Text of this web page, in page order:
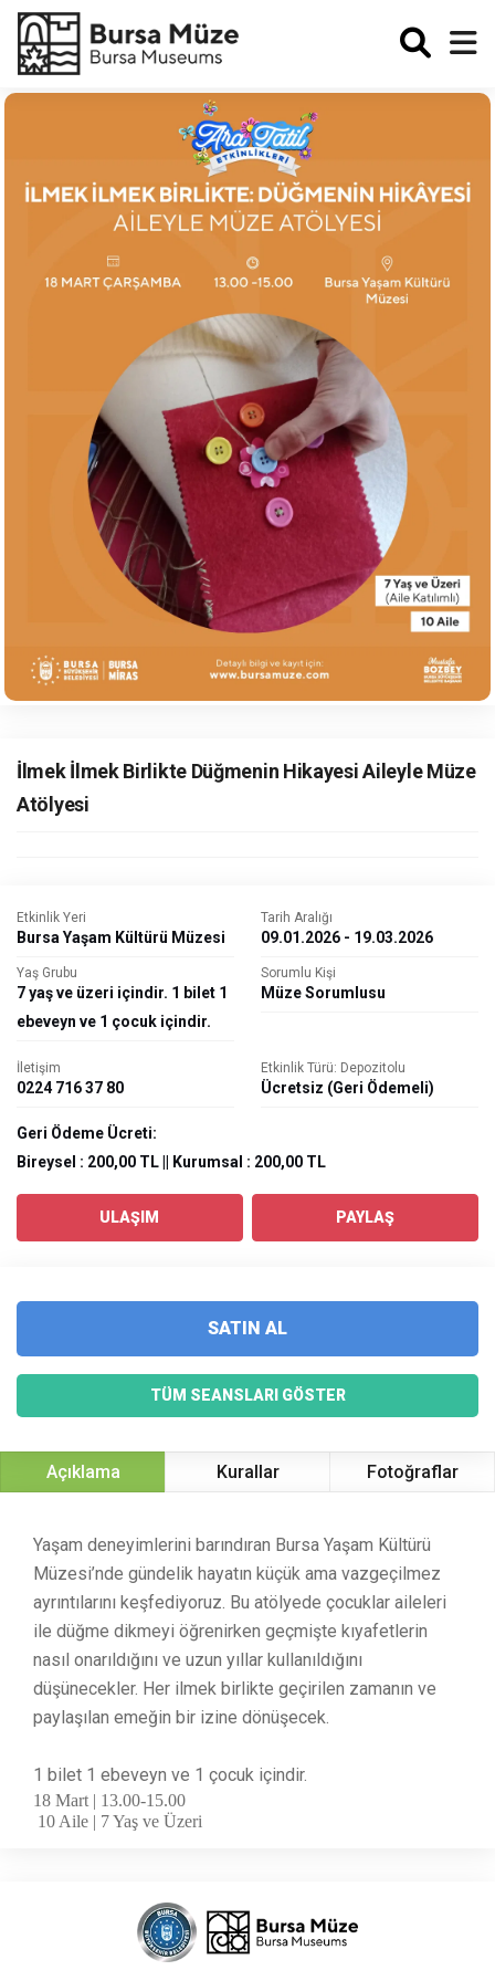
Enabled
İlmek İlmek Birlikte Düğmenin Hikayesi Aileyle Müze
Atölyesi
Etkinlik Yeri
Bursa Yaşam Kültürü Müzesi
Tarih Aralığı
09.01.2026 - 19.03.2026
Yaş Grubu
7 yaş ve üzeri içindir. 1 bilet 1
ebeveyn ve 1 çocuk içindir.
Sorumlu Kişi
Müze Sorumlusu
İletişim
0224 716 37 80
Etkinlik Türü: Depozitolu
Ücretsiz (Geri Ödemeli)
Geri Ödeme Ücreti:
Bireysel : 200,00 TL || Kurumsal : 200,00 TL
ULAŞIM PAYLAŞ
SATIN AL
TÜM SEANSLARI GÖSTER
Açıklama Kurallar Fotoğraflar
Yaşam deneyimlerini barındıran Bursa Yaşam Kültürü
Müzesi’nde gündelik hayatın küçük ama vazgeçilmez
ayrıntılarını keşfediyoruz. Bu atölyede çocuklar aileleri
ile düğme dikmeyi öğrenirken geçmişte kıyafetlerin
nasıl onarıldığını ve uzun yıllar kullanıldığını
düşünecekler. Her ilmek birlikte geçirilen zamanın ve
paylaşılan emeğin bir izine dönüşecek.
1 bilet 1 ebeveyn ve 1 çocuk içindir.
18 Mart | 13.00-15.00
10 Aile | 7 Yaş ve Üzeri